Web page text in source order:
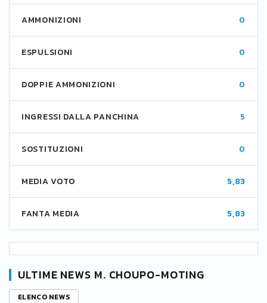
AMMONIZIONI 0
ESPULSIONI 0
DOPPIE AMMONIZIONI 0
INGRESSI DALLA PANCHINA 5
SOSTITUZIONI 0
MEDIA VOTO 5,83
FANTA MEDIA 5,83
ULTIME NEWS M. CHOUPO-MOTING
ELENCO NEWS